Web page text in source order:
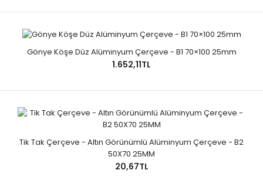
Gönye Köşe Düz Alüminyum Çerçeve - B1 70×100 25mm
1.652,11TL
Tik Tak Çerçeve - Altın Görünümlü Alüminyum Çerçeve - B2
50X70 25MM
20,67TL